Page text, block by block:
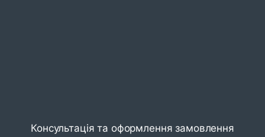
Консультація та оформлення замовлення